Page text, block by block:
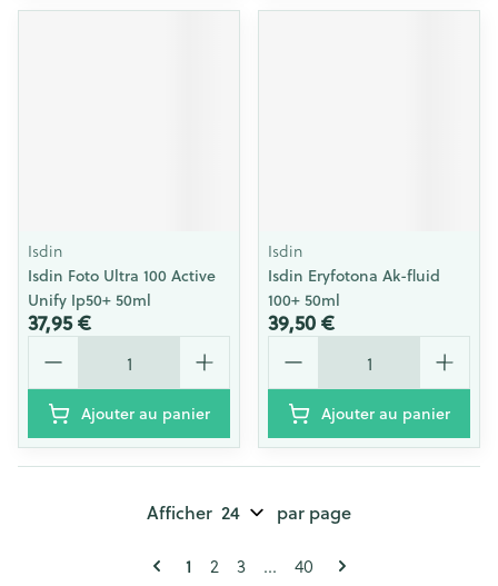
Isdin
Isdin Foto Ultra 100 Active
Unify Ip50+ 50ml
37,95 €
Quantité
Ajouter au panier
Isdin
Isdin Eryfotona Ak-fluid
100+ 50ml
39,50 €
Quantité
Ajouter au panier
Vous lisez actuellement la page
1 Page
2 Page
3 ... Page
40
Afficher par page